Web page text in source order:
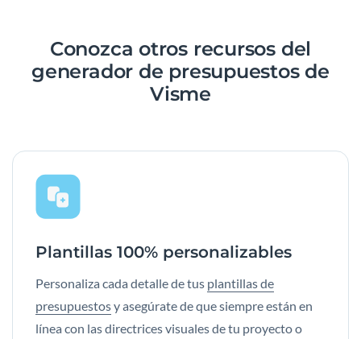
Conozca otros recursos del
generador de presupuestos de
Visme
Plantillas 100% personalizables
Personaliza cada detalle de tus plantillas de
presupuestosy asegúrate de que siempre están en
línea con las directrices visuales de tu proyecto o